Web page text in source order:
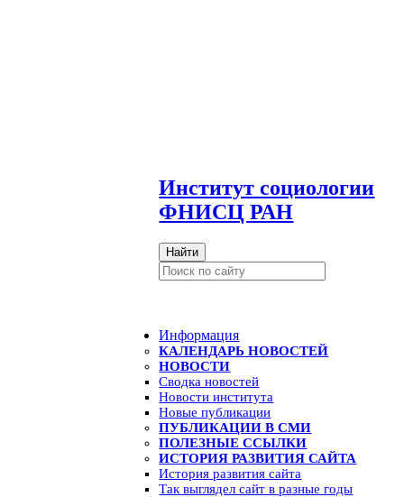
Институт социологии
ФНИСЦ РАН
Найти
Информация
КАЛЕНДАРЬ НОВОСТЕЙ
НОВОСТИ
Сводка новостей
Новости института
Новые публикации
ПУБЛИКАЦИИ В СМИ
ПОЛЕЗНЫЕ ССЫЛКИ
ИСТОРИЯ РАЗВИТИЯ САЙТА
История развития сайта
Так выглядел сайт в разные годы